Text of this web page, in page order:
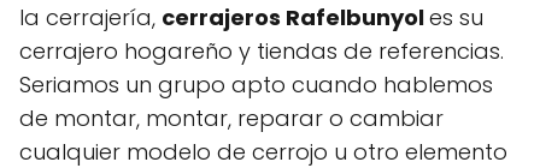
la cerrajería, cerrajeros Rafelbunyoles su
cerrajero hogareño y tiendas de referencias.
Seriamos un grupo apto cuando hablemos
de montar, montar, reparar o cambiar
cualquier modelo de cerrojo u otro elemento